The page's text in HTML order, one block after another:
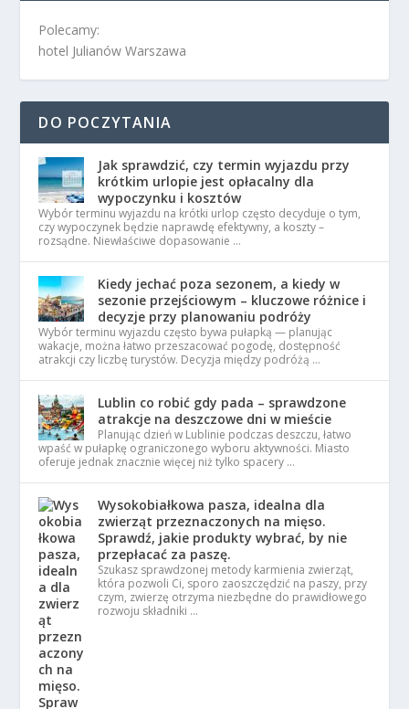
Polecamy:
hotel Julianów Warszawa
DO POCZYTANIA
Jak sprawdzić, czy termin wyjazdu przy
krótkim urlopie jest opłacalny dla
wypoczynku i kosztów
Wybór terminu wyjazdu na krótki urlop często decyduje o tym,
czy wypoczynek będzie naprawdę efektywny, a koszty –
rozsądne. Niewłaściwe dopasowanie …
Kiedy jechać poza sezonem, a kiedy w
sezonie przejściowym – kluczowe różnice i
decyzje przy planowaniu podróży
Wybór terminu wyjazdu często bywa pułapką — planując
wakacje, można łatwo przeszacować pogodę, dostępność
atrakcji czy liczbę turystów. Decyzja między podróżą …
Lublin co robić gdy pada – sprawdzone
atrakcje na deszczowe dni w mieście
Planując dzień w Lublinie podczas deszczu, łatwo
wpaść w pułapkę ograniczonego wyboru aktywności. Miasto
oferuje jednak znacznie więcej niż tylko spacery …
Wysokobiałkowa pasza, idealna dla
zwierząt przeznaczonych na mięso.
Sprawdź, jakie produkty wybrać, by nie
przepłacać za paszę.
Szukasz sprawdzonej metody karmienia zwierząt,
która pozwoli Ci, sporo zaoszczędzić na paszy, przy
czym, zwierzę otrzyma niezbędne do prawidłowego
rozwoju składniki …